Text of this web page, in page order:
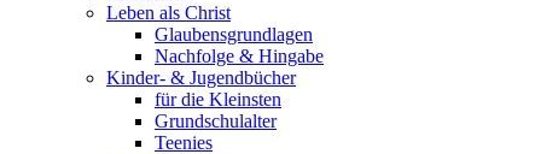
Leben als Christ
Glaubensgrundlagen
Nachfolge & Hingabe
Kinder- & Jugendbücher
für die Kleinsten
Grundschulalter
Teenies